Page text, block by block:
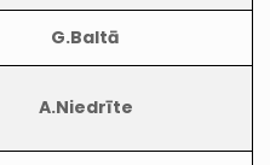
G.Baltā
A.Niedrīte